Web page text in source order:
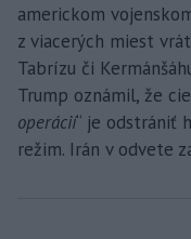
americkom
z viacerých miest
Tabrízu či
Trump oznámil, že
operácií“ je odstrániť
režim. Irán v odvete